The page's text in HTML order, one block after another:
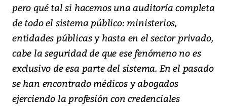
pero qué tal si hacemos una auditoría completa
de todo el sistema público: ministerios,
entidades públicas y hasta en el sector privado,
cabe la seguridad de que ese fenómeno no es
exclusivo de esa parte del sistema. En el pasado
se han encontrado médicos y abogados
ejerciendo la profesión con credenciales